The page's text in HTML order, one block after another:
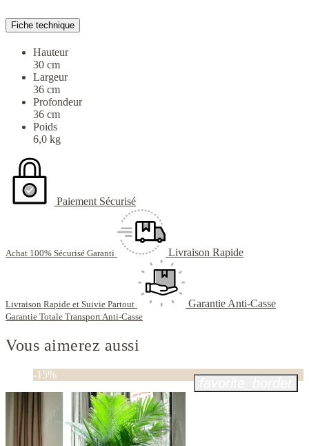
Fiche technique
Hauteur
30 cm
Largeur
36 cm
Profondeur
36 cm
Poids
6,0 kg
Paiement Sécurisé
Achat 100% Sécurisé Garanti Livraison Rapide
Livraison Rapide et Suivie Partout Garantie Anti-Casse
Garantie Totale Transport Anti-Casse
Vous aimerez aussi
-15%